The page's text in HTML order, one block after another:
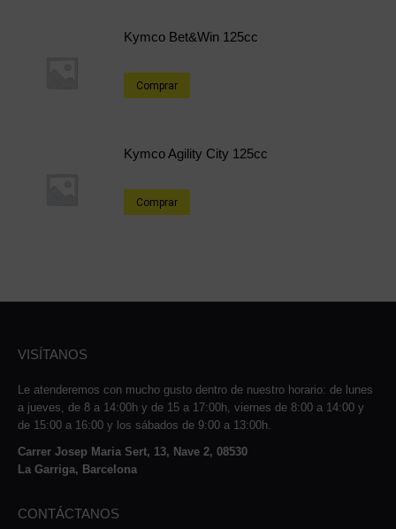
Kymco Bet&Win 125cc
Comprar
Kymco Agility City 125cc
Comprar
VISÍTANOS
Le atenderemos con mucho gusto dentro de nuestro horario: de lunes
a jueves, de 8 a 14:00h y de 15 a 17:00h, viernes de 8:00 a 14:00 y
de 15:00 a 16:00 y los sábados de 9:00 a 13:00h.
Carrer Josep Maria Sert, 13, Nave 2, 08530
La Garriga, Barcelona
CONTÁCTANOS